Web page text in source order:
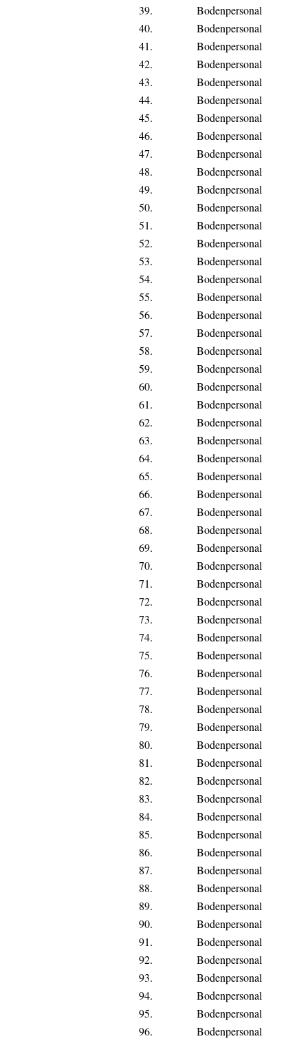
39.
Bodenpersonal
40.
Bodenpersonal
41.
Bodenpersonal
42.
Bodenpersonal
43.
Bodenpersonal
44.
Bodenpersonal
45.
Bodenpersonal
46.
Bodenpersonal
47.
Bodenpersonal
48.
Bodenpersonal
49.
Bodenpersonal
50.
Bodenpersonal
51.
Bodenpersonal
52.
Bodenpersonal
53.
Bodenpersonal
54.
Bodenpersonal
55.
Bodenpersonal
56.
Bodenpersonal
57.
Bodenpersonal
58.
Bodenpersonal
59.
Bodenpersonal
60.
Bodenpersonal
61.
Bodenpersonal
62.
Bodenpersonal
63.
Bodenpersonal
64.
Bodenpersonal
65.
Bodenpersonal
66.
Bodenpersonal
67.
Bodenpersonal
68.
Bodenpersonal
69.
Bodenpersonal
70.
Bodenpersonal
71.
Bodenpersonal
72.
Bodenpersonal
73.
Bodenpersonal
74.
Bodenpersonal
75.
Bodenpersonal
76.
Bodenpersonal
77.
Bodenpersonal
78.
Bodenpersonal
79.
Bodenpersonal
80.
Bodenpersonal
81.
Bodenpersonal
82.
Bodenpersonal
83.
Bodenpersonal
84.
Bodenpersonal
85.
Bodenpersonal
86.
Bodenpersonal
87.
Bodenpersonal
88.
Bodenpersonal
89.
Bodenpersonal
90.
Bodenpersonal
91.
Bodenpersonal
92.
Bodenpersonal
93.
Bodenpersonal
94.
Bodenpersonal
95.
Bodenpersonal
96.
Bodenpersonal